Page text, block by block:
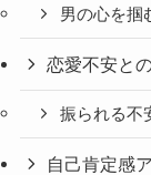
男の心を掴
恋愛不安と
振られる不
自己肯定感